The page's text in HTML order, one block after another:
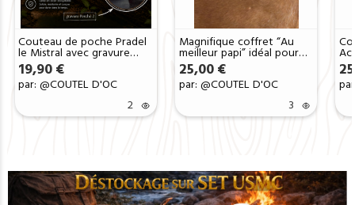
Couteau de poche Pradel
le Mistral avec gravure
laser perché
C1103OPerché2
19,90 €
par: @COUTEL D'OC
2
Magnifique coffret “Au
meilleur papi” idéal pour
offrir avec possibilité de
rajouter le prénom
25,00 €
par: @COUTEL D'OC
3